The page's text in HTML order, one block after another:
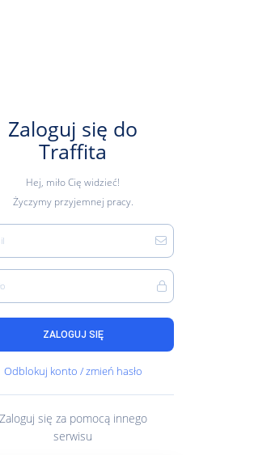
Zaloguj się do
Traffita
Hej, miło Cię widzieć!
Życzymy przyjemnej pracy.
ZALOGUJ SIĘ
Odblokuj konto / zmień hasło
Zaloguj się za pomocą innego
serwisu